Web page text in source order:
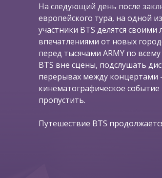
На следующий день после
европейского тура, на одной
участники BTS делятся
впечатлениями от новых
перед тысячами ARMY по
BTS вне сцены, подслушать
перерывах между концертами
кинематографическое
пропустить.
Путешествие BTS